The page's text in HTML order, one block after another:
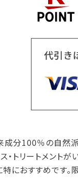
分100％の自然
トリートメントが
におすすめです。